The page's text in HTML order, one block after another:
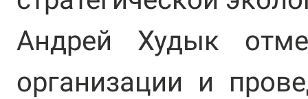
Андрей Худык
организации и